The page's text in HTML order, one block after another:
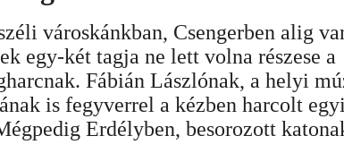
városkánkban, Csengerben alig
egy-két tagja ne lett volna részese a
Fábián Lászlónak, a helyi
is fegyverrel a kézben harcolt
Erdélyben, besorozott